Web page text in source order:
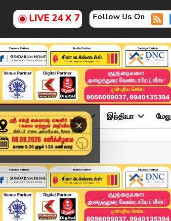
LIVE 24 X 7 Follow Us On
×
அரசியல் விளையாட்டு இந்தியா